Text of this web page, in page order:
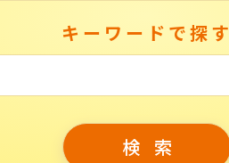
キーワードで探す